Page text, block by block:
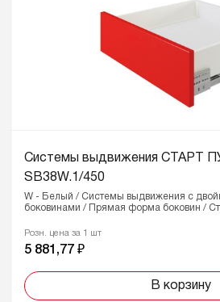
Системы выдвижения СТАРТ
SB38W.1/450
W - Белый / Системы выдвижения с
боковинами / Прямая форма боковин /
Розн. цена за 1 шт
5 881,77 ₽
В корзину